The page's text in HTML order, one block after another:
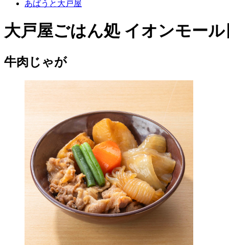
あばうと大戸屋
大戸屋ごはん処 イオンモー
牛肉じゃが